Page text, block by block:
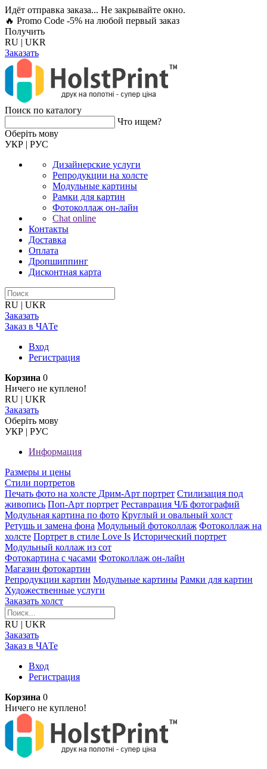
Идёт отправка заказа... Не закрывайте окно.
🔥 Promo Code -5% на любой первый заказ
Получить
RU | UKR
Заказать
Поиск по каталогу
Что ищем?
Оберiть мову
УКР | РУС
Дизайнерские услуги
Репродукции на холсте
Модульные картины
Рамки для картин
Фотоколлаж он-лайн
Chat online
Контакты
Доставка
Оплата
Дропшиппинг
Дисконтная карта
RU | UKR
Заказать
Заказ в ЧАТе
Вход
Регистрация
Корзина 0
Ничего не куплено!
RU | UKR
Заказать
Оберiть мову
УКР | РУС
Информация
Размеры и цены
Стили портретов
Печать фото на холсте Дрим-Арт портрет Стилизация под
живопись Поп-Арт портрет Реставрация Ч/Б фотографий
Модульная картина по фото Круглый и овальный холст
Ретушь и замена фона Модульный фотоколлаж Фотоколлаж на
холсте Портрет в стиле Love Is Исторический портрет
Модульный коллаж из сот
Фотокартина с часами Фотоколлаж он-лайн
Магазин фотокартин
Репродукции картин Модульные картины Рамки для картин
Художественные услуги
Заказать холст
RU | UKR
Заказать
Заказ в ЧАТе
Вход
Регистрация
Корзина 0
Ничего не куплено!